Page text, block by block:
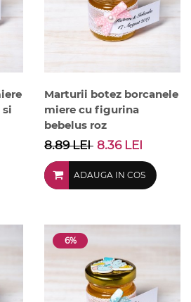
si
Marturii botez borcanele
miere cu figurina
bebelus roz
8.89 LEI 8.36 LEI
ADAUGA IN COS
6%